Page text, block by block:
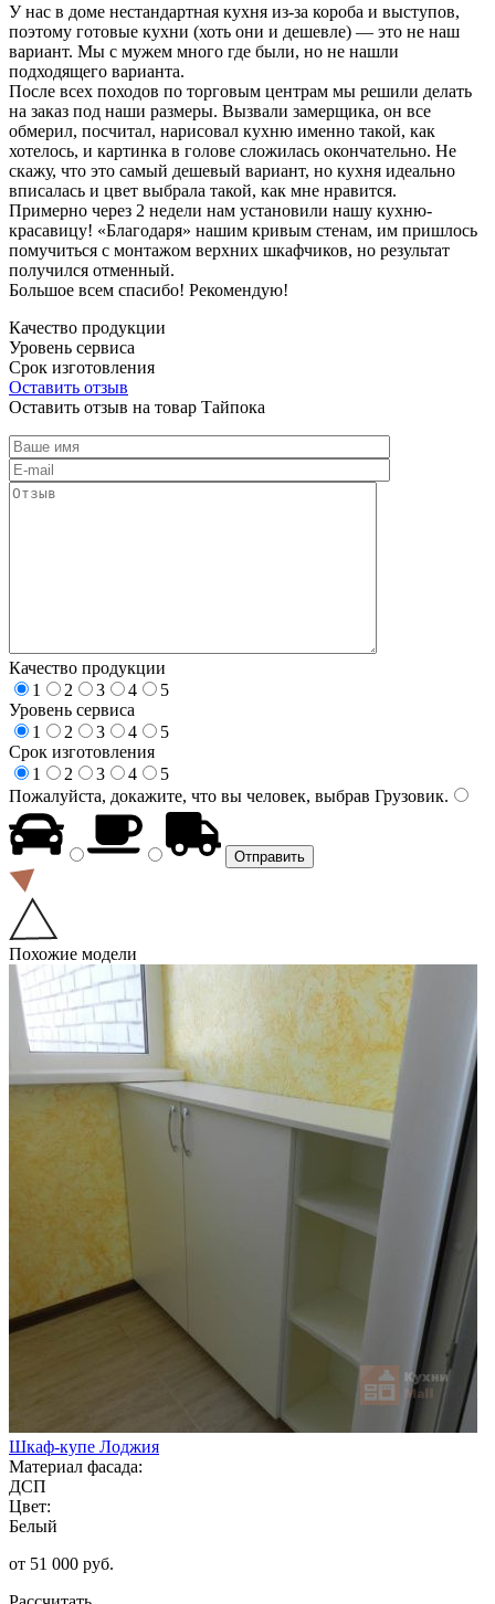
У нас в доме нестандартная кухня из-за короба и выступов,
поэтому готовые кухни (хоть они и дешевле) — это не наш
вариант. Мы с мужем много где были, но не нашли
подходящего варианта.
После всех походов по торговым центрам мы решили делать
на заказ под наши размеры. Вызвали замерщика, он все
обмерил, посчитал, нарисовал кухню именно такой, как
хотелось, и картинка в голове сложилась окончательно. Не
скажу, что это самый дешевый вариант, но кухня идеально
вписалась и цвет выбрала такой, как мне нравится.
Примерно через 2 недели нам установили нашу кухню-
красавицу! «Благодаря» нашим кривым стенам, им пришлось
помучиться с монтажом верхних шкафчиков, но результат
получился отменный.
Большое всем спасибо! Рекомендую!
Качество продукции
Уровень сервиса
Срок изготовления
Оставить отзыв
Оставить отзыв на товар Тайпока
Качество продукции
1
2 3 4
5
Уровень сервиса
1
2 3 4
5
Срок изготовления
1
2 3 4
5
Пожалуйста, докажите, что вы человек, выбрав Грузовик.
Похожие модели
Шкаф-купе Лоджия
Материал фасада:
ДСП
Цвет:
Белый
от 51 000 руб.